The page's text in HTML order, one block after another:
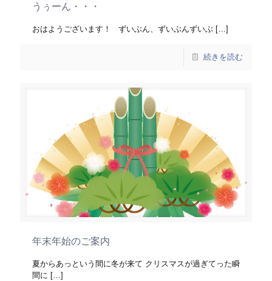
うぅーん・・・
おはようございます！ ずいぶん、ずいぶんずいぶ […]
続きを読む
年末年始のご案内
夏からあっという間に冬が来て クリスマスが過ぎてった瞬
間に […]